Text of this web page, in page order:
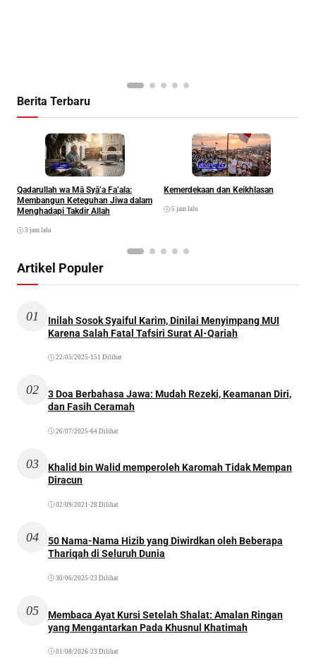
Berita Terbaru
Ibadah
Qadarullah wa Mā Syā’a Fa’ala:
Membangun Keteguhan Jiwa dalam
Menghadapi Takdir Allah
3 jam lalu
Khazanah
Kemerdekaan dan Keikhlasan
5 jam lalu
Artikel Populer
01
Inilah Sosok Syaiful Karim, Dinilai Menyimpang MUI
Karena Salah Fatal Tafsiri Surat Al-Qariah
22/05/2025 •151 Dilihat
02
3 Doa Berbahasa Jawa: Mudah Rezeki, Keamanan Diri,
dan Fasih Ceramah
26/07/2025 •64 Dilihat
03
Khalid bin Walid memperoleh Karomah Tidak Mempan
Diracun
02/09/2021 •28 Dilihat
04
50 Nama-Nama Hizib yang Diwirdkan oleh Beberapa
Thariqah di Seluruh Dunia
30/06/2025 •23 Dilihat
05
Membaca Ayat Kursi Setelah Shalat: Amalan Ringan
yang Mengantarkan Pada Khusnul Khatimah
01/08/2026•23 Dilihat